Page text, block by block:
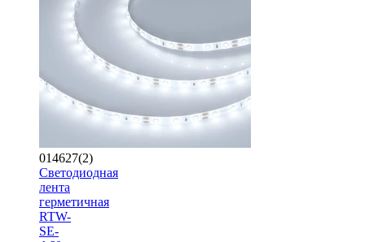
014627(2)
Светодиодная
лента
герметичная
RTW-
SE-